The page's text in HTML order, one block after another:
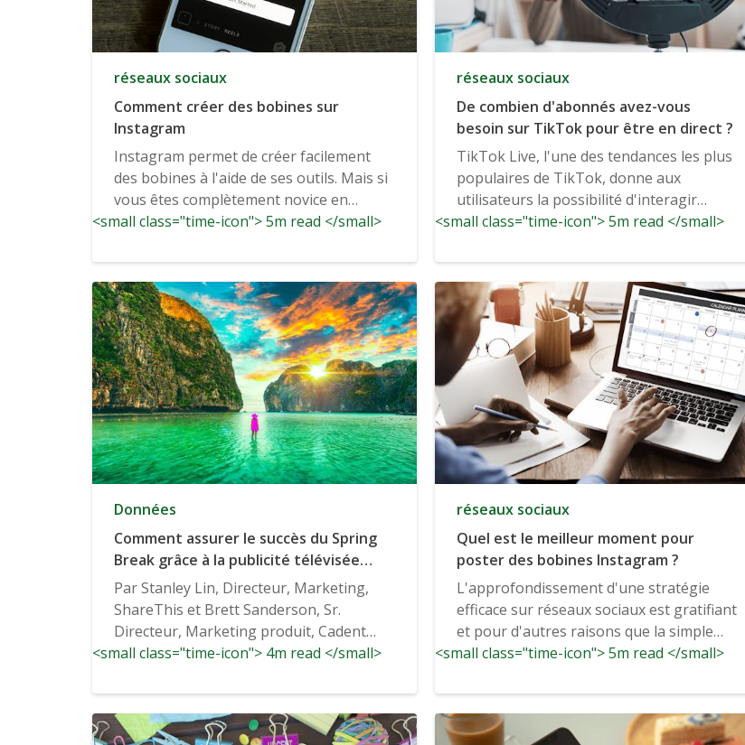
réseaux sociaux
Comment créer des bobines sur
Instagram
Instagram permet de créer facilement
des bobines à l'aide de ses outils. Mais si
vous êtes complètement novice en
matière de...
<small class="time-icon"> 5m read </small>
réseaux sociaux
De combien d'abonnés avez-vous
besoin sur TikTok pour être en direct ?
TikTok Live, l'une des tendances les plus
populaires de TikTok, donne aux
utilisateurs la possibilité d'interagir
avec...
<small class="time-icon"> 5m read </small>
Données
Comment assurer le succès du Spring
Break grâce à la publicité télévisée
avancée
Par Stanley Lin, Directeur, Marketing,
ShareThis et Brett Sanderson, Sr.
Directeur, Marketing produit, Cadent
Travel a...
<small class="time-icon"> 4m read </small>
réseaux sociaux
Quel est le meilleur moment pour
poster des bobines Instagram ?
L'approfondissement d'une stratégie
efficace sur réseaux sociaux est gratifiant
et pour d'autres raisons que la simple
obtention...
<small class="time-icon"> 5m read </small>